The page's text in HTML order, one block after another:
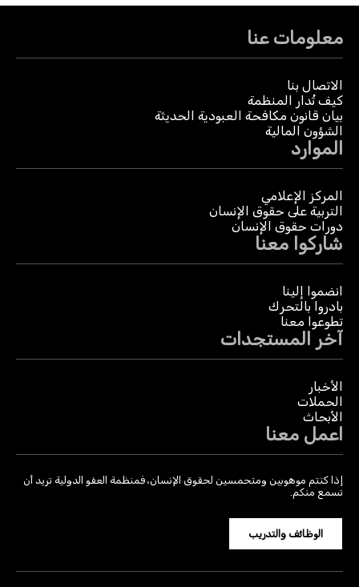
معلومات عنا
الاتصال بنا
كيف تُدار المنظمة
بيان قانون مكافحة العبودية الحديثة
الشؤون المالية
الموارد
المركز الإعلامي
التربية على حقوق الإنسان
دورات حقوق الإنسان
شاركوا معنا
انضموا إلينا
بادروا بالتحرك
تطوعوا معنا
آخر المستجدات
الأخبار
الحملات
الأبحاث
اعمل معنا
إذا كنتم موهوبين ومتحمسين لحقوق الإنسان، فمنظمة العفو الدولية تريد أن
تسمع منكم.
الوظائف والتدريب